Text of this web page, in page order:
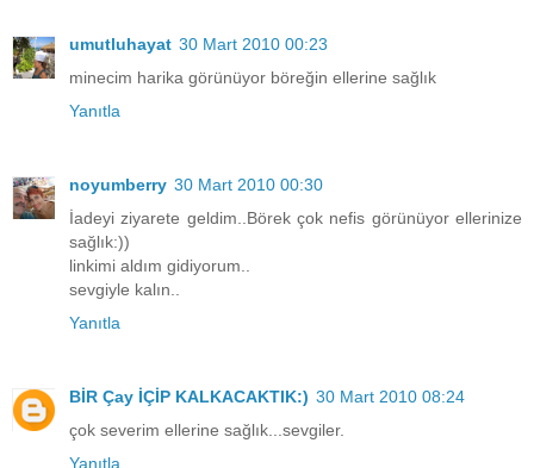
umutluhayat 30 Mart 2010 00:23
minecim harika görünüyor böreğin ellerine sağlık
Yanıtla
noyumberry 30 Mart 2010 00:30
İadeyi ziyarete geldim..Börek çok nefis görünüyor ellerinize
sağlık:))
linkimi aldım gidiyorum..
sevgiyle kalın..
Yanıtla
BİR Çay İÇİP KALKACAKTIK:) 30 Mart 2010 08:24
çok severim ellerine sağlık...sevgiler.
Yanıtla